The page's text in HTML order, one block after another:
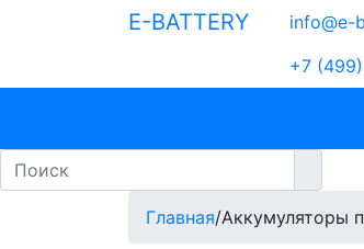
E-BATTERY info@e-
+7
Главная/Аккумуляторы